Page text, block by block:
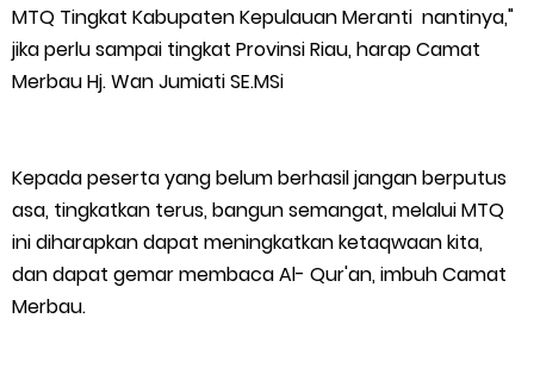
MTQ Tingkat Kabupaten Kepulauan Meranti nantinya,"
jika perlu sampai tingkat Provinsi Riau, harap Camat
Merbau Hj. Wan Jumiati SE.MSi
Kepada peserta yang belum berhasil jangan berputus
asa, tingkatkan terus, bangun semangat, melalui MTQ
ini diharapkan dapat meningkatkan ketaqwaan kita,
dan dapat gemar membaca Al- Qur'an, imbuh Camat
Merbau.